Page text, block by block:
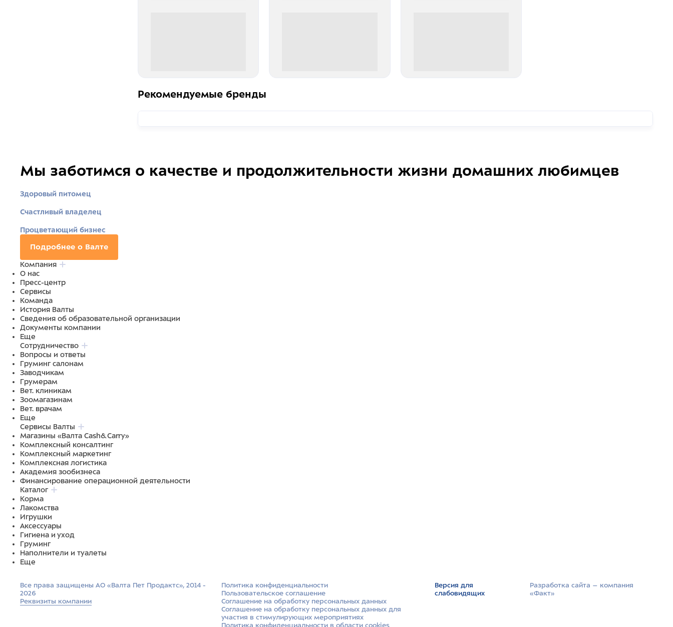
Рекомендуемые бренды
Мы заботимся о качестве и продолжительности жизни домашних любимцев
Здоровый питомец
Счастливый владелец
Процветающий бизнес
Подробнее о Валте
Компания
О нас
Пресс-центр
Сервисы
Команда
История Валты
Сведения об образовательной организации
Документы компании
Еще
Сотрудничество
Вопросы и ответы
Груминг салонам
Заводчикам
Грумерам
Вет. клиникам
Зоомагазинам
Вет. врачам
Еще
Сервисы Валты
Магазины «Валта Cash&Carry»
Комплексный консалтинг
Комплексный маркетинг
Комплексная логистика
Академия зообизнеса
Финансирование операционной деятельности
Каталог
Корма
Лакомства
Игрушки
Аксессуары
Гигиена и уход
Груминг
Наполнители и туалеты
Еще
Все права защищены АО «Валта Пет Продактс», 2014 -
2026
Реквизиты компании
Политика конфиденциальности
Пользовательское соглашение
Соглашение на обработку персональных данных
Соглашение на обработку персональных данных для
участия в стимулирующих мероприятиях
Политика конфиденциальности в области cookies
Версия для
слабовидящих
Разработка сайта –­ компания
«Факт»